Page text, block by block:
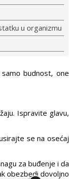
u organizmu
budnost, one
Ispravite glavu,
se na osećaj
za buđenje i da
obezbedi dovoljno